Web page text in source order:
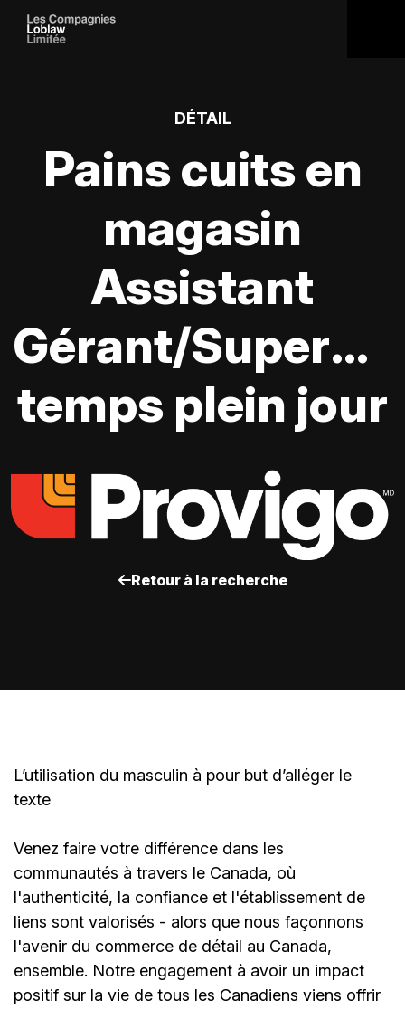
DÉTAIL
Pains cuits en
magasin
Assistant
Gérant/
temps plein jour
Retour à la recherche
L’utilisation du masculin à pour but d’alléger le
texte
Venez faire votre différence dans les
communautés à travers le Canada, où
l'authenticité, la confiance et l'établissement de
liens sont valorisés - alors que nous façonnons
l'avenir du commerce de détail au Canada,
ensemble. Notre engagement à avoir un impact
positif sur la vie de tous les Canadiens viens offrir